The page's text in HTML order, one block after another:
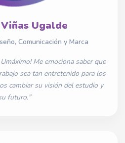
Ugalde
Comunicación y Marca
Me emociona saber que
sea tan entretenido para los
cambiar su visión del estudio y
futuro."